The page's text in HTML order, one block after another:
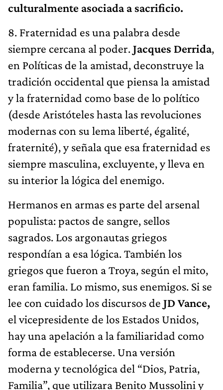
culturalmente asociada a sacrificio.
8. Fraternidad es una palabra desde
siempre cercana al poder.Jacques Derrida,
en Políticas de la amistad, deconstruye la
tradición occidental que piensa la amistad
y la fraternidad como base de lo político
(desde Aristóteles hasta las revoluciones
modernas con su lema liberté, égalité,
fraternité), y señala que esa fraternidad es
siempre masculina, excluyente, y lleva en
su interior la lógica del enemigo.
Hermanos en armas es parte del arsenal
populista: pactos de sangre, sellos
sagrados. Los argonautas griegos
respondían a esa lógica. También los
griegos que fueron a Troya, según el mito,
eran familia. Lo mismo, sus enemigos. Si se
lee con cuidado los discursos de JD Vance,
el vicepresidente de los Estados Unidos,
hay una apelación a la familiaridad como
forma de establecerse. Una versión
moderna y tecnológica del “Dios, Patria,
Familia”, que utilizara Benito Mussolini y